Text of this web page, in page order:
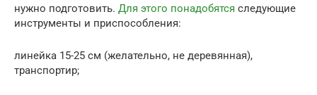
нужно подготовить. Для этого понадобятся следующие
инструменты и приспособления:
линейка 15-25 см (желательно, не деревянная),
транспортир;